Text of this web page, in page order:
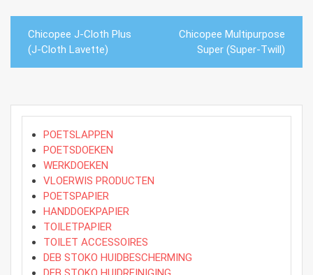
Bericht
navigatie
Chicopee J-Cloth Plus
(J-Cloth Lavette)
Chicopee Multipurpose
Super (Super-Twill)
POETSLAPPEN
POETSDOEKEN
WERKDOEKEN
VLOERWIS PRODUCTEN
POETSPAPIER
HANDDOEKPAPIER
TOILETPAPIER
TOILET ACCESSOIRES
DEB STOKO HUIDBESCHERMING